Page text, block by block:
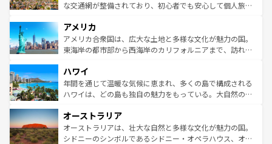
を参照してほしい。
戦など、本場だからこそできる体験も豊富。イギリスを旅
ンツ一覧を参照してほしい。
な交通網が整備されており、初心者でも安心して個人旅行
の建物がそのまま残る町や、スイスならではのユニークな
博物館もあり、アルプス観光だけでなく町歩きも満喫する
ことができる。国民の所得が高いため物価も高いが、旅行
ば市内交通費無料で観光を楽しむこともできる。 なお、新
着のスイス情報はコンテンツ一覧 を参照してほしい。
アメリカ
アメリカ合衆国は、広大な土地と多様な文化が魅力の国。
東海岸の都市部から西海岸のカリフォルニアまで、訪れる
のような巨大都市は、観光、ショッピング、エンターテイ
ンメントが詰まった刺激的なスポットだ。一方、アメリカ
西部には大自然が広がり、グランドキャニオンやイエロー
部のニューオーリンズでは、音楽と美食が融合した独特の
文化が魅力。旅行者はアメリカの各地域で異なる魅力を楽
しみながら、その多様性と豊かな歴史を感じることができ
ハワイ
年間を通じて温暖な気候に恵まれ、多くの島で構成される
ハワイは、どの島も独自の魅力をもっている。大自然の神
ワイ島は見逃せない。また、定番の観光地といえばオアフ
島だが、静かな自然を求めるならマウイ島やカウアイ島が
おすすめ。エメラルドグリーンに輝く海をはじめ、豊かな
オーストラリア
オーストラリアは、壮大な自然と多様な文化が魅力の国。
シドニーのシンボルであるシドニー・オペラハウス、オー